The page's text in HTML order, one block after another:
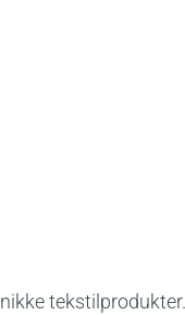
tekstilprodukter.